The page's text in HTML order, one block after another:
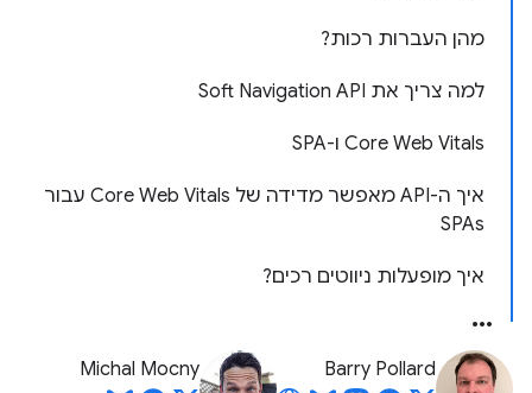
מהן העברות רכות?
למה צריך את Soft Navigation API
Core Web Vitals ו-SPA
איך ה-API מאפשר מדידה של Core Web Vitals עבור
SPAs
איך מופעלות ניווטים רכים?
Barry Pollard
Michal Mocny